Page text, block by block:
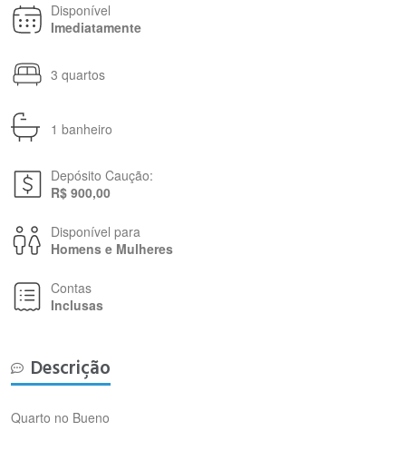
Disponível
Imediatamente
3 quartos
1 banheiro
Depósito Caução:
R$ 900,00
Disponível para
Homens e Mulheres
Contas
Inclusas
Descrição
Quarto no Bueno